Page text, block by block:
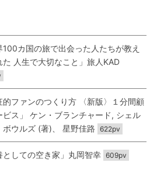
100カ国の旅で出会った人たちが教え
た 人生で大切なこと」旅人KAD
的ファンのつくり方 〈新版〉１分間顧
ビス」 ケン・ブランチャード, シェル
ボウルズ (著)、 星野佳路 622pv
としての空き家」丸岡智幸 609pv